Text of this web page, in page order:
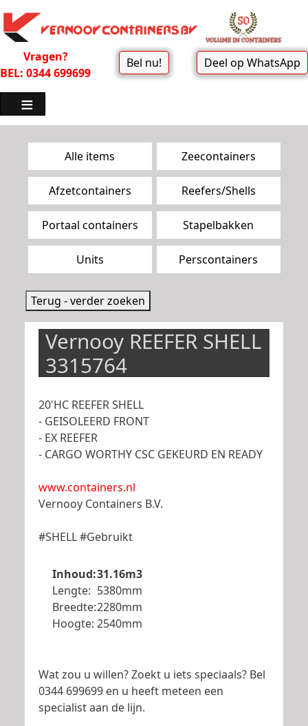
Vragen?
BEL: 0344 699699
Bel nu! Deel op WhatsApp
Zoekpagina menu
Alle items Zeecontainers
Afzetcontainers Reefers/Shells
Portaal containers Stapelbakken
Units Perscontainers
Terug - verder zoeken
Vernooy REEFER SHELL
3315764
20'HC REEFER SHELL
- GEISOLEERD FRONT
- EX REEFER
- CARGO WORTHY CSC GEKEURD EN READY
www.containers.nl
Vernooy Containers B.V.
#SHELL #Gebruikt
Inhoud:31.16m3
Lengte: 5380mm
Breedte:2280mm
Hoogte: 2540mm
Wat zou u willen? Zoekt u iets speciaals? Bel
0344 699699 en u heeft meteen een
specialist aan de lijn.